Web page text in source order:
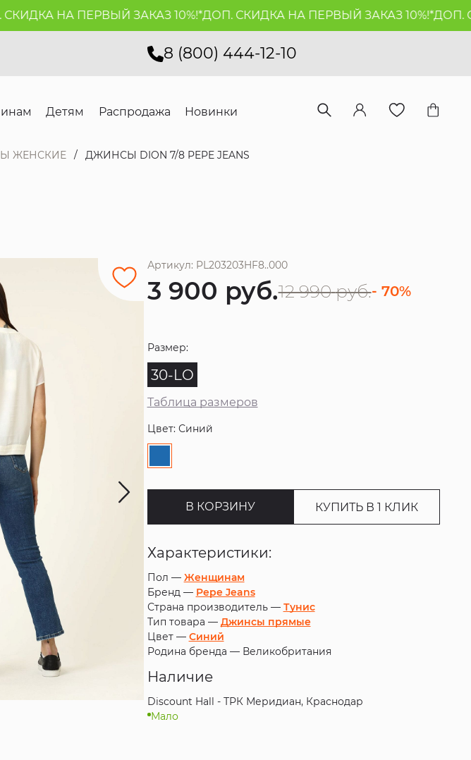
НА ПЕРВЫЙ ЗАКАЗ 10%!*ДОП. СКИДКА НА ПЕРВЫЙ ЗАКАЗ 10%!*ДОП.
8 (800) 444-12-10
Детям Распродажа Новинки
ЖЕНСКИЕ ДЖИНСЫ DION 7/8 PEPE JEANS
Артикул: PL203203HF8..000
3 900 руб.12 990 руб.- 70%
Размер:
30-LO
Таблица размеров
Цвет: Синий
В КОРЗИНУ КУПИТЬ В 1 КЛИК
Характеристики:
Пол — Женщинам
Бренд — Pepe Jeans
Страна производитель — Тунис
Тип товара — Джинсы прямые
Цвет — Синий
Родина бренда — Великобритания
Наличие
Discount Hall - ТРК Меридиан, Краснодар
Мало